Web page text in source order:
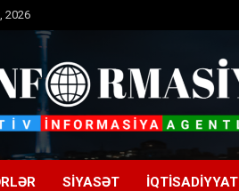
2026
SIYASƏT İQTISADIYYAT